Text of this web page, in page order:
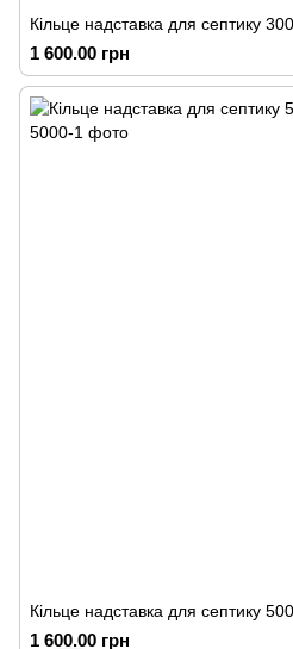
Кільце надставка для септику
1 600.00 грн
Кільце надставка для септику
1 600.00 грн